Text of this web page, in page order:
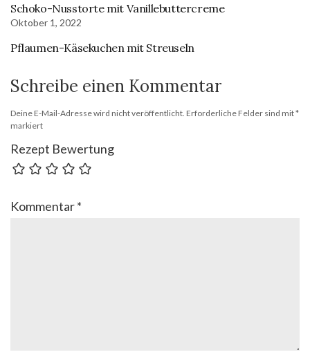
Schoko-Nusstorte mit Vanillebuttercreme
Oktober 1, 2022
Pflaumen-Käsekuchen mit Streuseln
Schreibe einen Kommentar
Deine E-Mail-Adresse wird nicht veröffentlicht. Erforderliche Felder sind mit*
markiert
Rezept Bewertung
Kommentar*